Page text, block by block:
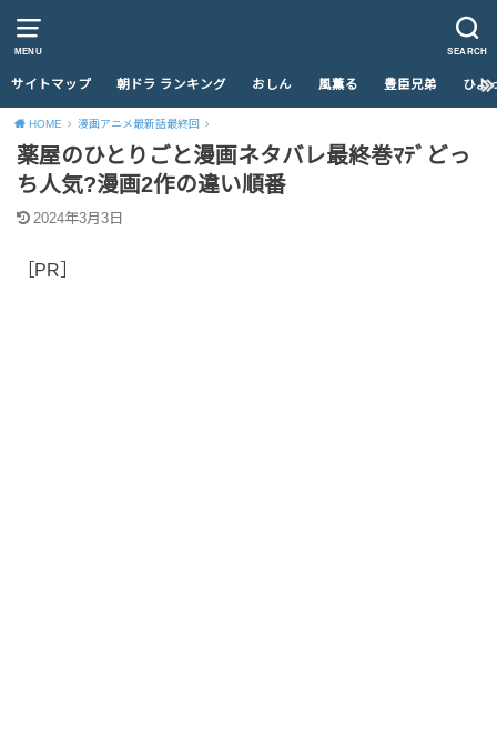
MENU SEARCH
サイトマップ 朝ドラ ランキング おしん 風薫る 豊臣兄弟 ひよ
HOME 漫画アニメ最新話最終回
薬屋のひとりごと漫画ネタバレ最終巻ﾏﾃﾞどっ
ち人気?漫画2作の違い順番
2024年3月3日
［PR］